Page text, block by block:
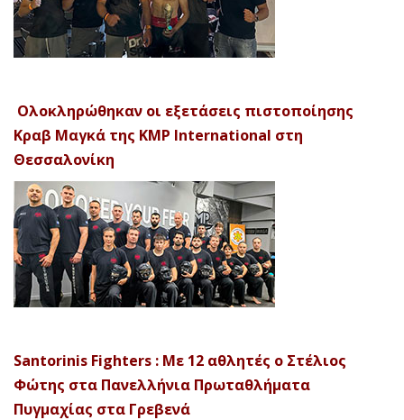
Ολοκληρώθηκαν οι εξετάσεις πιστοποίησης
Κραβ Μαγκά της KMP International στη
Θεσσαλονίκη
Santorinis Fighters : Με 12 αθλητές ο Στέλιος
Φώτης στα Πανελλήνια Πρωταθλήματα
Πυγμαχίας στα Γρεβενά